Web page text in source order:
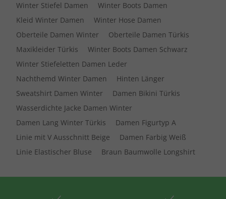
Winter Stiefel Damen
Winter Boots Damen
Kleid Winter Damen
Winter Hose Damen
Oberteile Damen Winter
Oberteile Damen Türkis
Maxikleider Türkis
Winter Boots Damen Schwarz
Winter Stiefeletten Damen Leder
Nachthemd Winter Damen
Hinten Länger
Sweatshirt Damen Winter
Damen Bikini Türkis
Wasserdichte Jacke Damen Winter
Damen Lang Winter Türkis
Damen Figurtyp A
Linie mit V Ausschnitt Beige
Damen Farbig Weiß
Linie Elastischer Bluse
Braun Baumwolle Longshirt